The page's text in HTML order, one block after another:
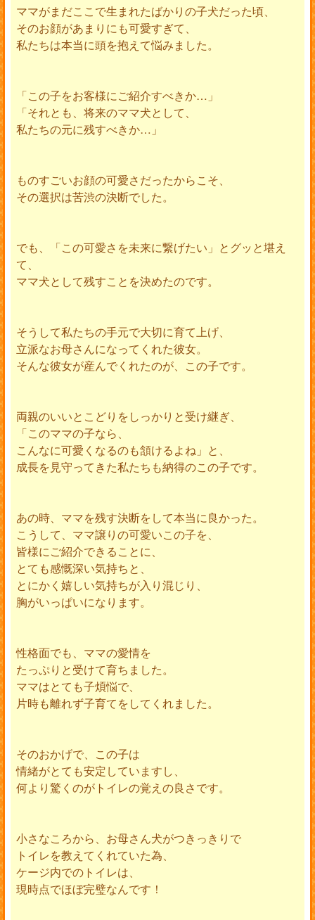
ママがまだここで生まれたばかりの子犬だった頃、
そのお顔があまりにも可愛すぎて、
私たちは本当に頭を抱えて悩みました。
「この子をお客様にご紹介すべきか…」
「それとも、将来のママ犬として、
私たちの元に残すべきか…」
ものすごいお顔の可愛さだったからこそ、
その選択は苦渋の決断でした。
でも、「この可愛さを未来に繋げたい」とグッと堪え
て、
ママ犬として残すことを決めたのです。
そうして私たちの手元で大切に育て上げ、
立派なお母さんになってくれた彼女。
そんな彼女が産んでくれたのが、この子です。
両親のいいとこどりをしっかりと受け継ぎ、
「このママの子なら、
こんなに可愛くなるのも頷けるよね」と、
成長を見守ってきた私たちも納得のこの子です。
あの時、ママを残す決断をして本当に良かった。
こうして、ママ譲りの可愛いこの子を、
皆様にご紹介できることに、
とても感慨深い気持ちと、
とにかく嬉しい気持ちが入り混じり、
胸がいっぱいになります。
性格面でも、ママの愛情を
たっぷりと受けて育ちました。
ママはとても子煩悩で、
片時も離れず子育てをしてくれました。
そのおかげで、この子は
情緒がとても安定していますし、
何より驚くのがトイレの覚えの良さです。
小さなころから、お母さん犬がつきっきりで
トイレを教えてくれていた為、
ケージ内でのトイレは、
現時点でほぼ完璧なんです！